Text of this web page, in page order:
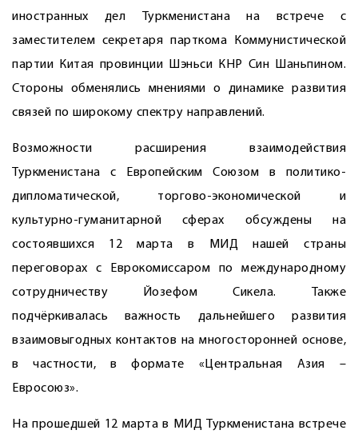
иностранных дел Туркменистана на встрече с
заместителем секретаря парткома Коммунистической
партии Китая провинции Шэньси КНР Син Шаньпином.
Стороны обменялись мнениями о динамике развития
связей по широкому спектру направлений.
Возможности расширения взаи­модействия
Туркменистана с Европейским Союзом в политико-
дипломатической, торгово-экономической и
культурно-гуманитарной сферах обсуждены на
состоявшихся 12 марта в МИД нашей страны
переговорах с Еврокомиссаром по международному
сотрудничеству Йозефом Сикела. Также
подчёркивалась важность дальнейшего развития
взаимовыгодных контактов на многосторонней основе,
в частности, в формате «Центральная Азия –
Евросоюз».
На прошедшей 12 марта в МИД Туркменистана встрече